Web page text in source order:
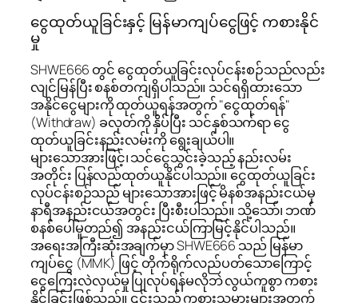
ငွေထုတ်ယူခြင်းနှင့် မြန်မာကျပ်ငွေဖြင့် ကစားနိုင်
မှု
SHWE666 တွင် ငွေထုတ်ယူခြင်းလုပ်ငန်းစဉ်သည်လည်း
လျင်မြန်ပြီး စနစ်တကျရှိပါသည်။ သင်ရရှိထားသော
အနိုင်ငွေများကို ထုတ်ယူရန်အတွက် "ငွေထုတ်ရန်"
(Withdraw) ခလုတ်ကို နှိပ်ပြီး သင်နှစ်သက်ရာ ငွေ
ထုတ်ယူခြင်းနည်းလမ်းကို ရွေးချယ်ပါ။
များသောအားဖြင့်၊ သင်ငွေသွင်းခဲ့သည့် နည်းလမ်း
အတိုင်း ပြန်လည်ထုတ်ယူနိုင်ပါသည်။ ငွေထုတ်ယူခြင်း
လုပ်ငန်းစဉ်သည် များသောအားဖြင့် မိနစ်အနည်းငယ်မှ
နာရီအနည်းငယ်အတွင်း ပြီးစီးပါသည်။ သို့သော်၊ ဘဏ်
စနစ်ပေါ်မူတည်၍ အနည်းငယ်ကြာမြင့်နိုင်ပါသည်။
အရေးအကြီးဆုံးအချက်မှာ SHWE666 သည် မြန်မာ
ကျပ်ငွေ (MMK) ဖြင့် တိုက်ရိုက်လည်ပတ်သောကြောင့်
ငွေကြေးလဲလှယ်မှု ပြုလုပ်ရန်မလိုဘဲ လွယ်ကူစွာ ကစား
နိုင်ခြင်းဖြစ်သည်။ ၎င်းသည် ကစားသမားများအတွက်